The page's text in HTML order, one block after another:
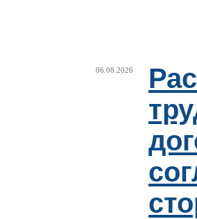
06.08.2026